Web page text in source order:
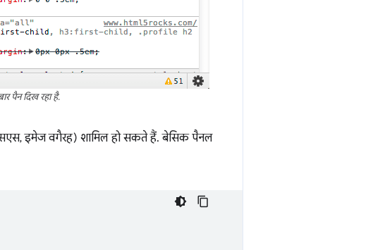
पैन दिख रहा है.
इमेज वगैरह) शामिल हो सकते हैं. बेसिक पैनल